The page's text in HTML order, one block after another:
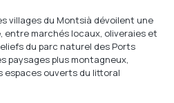
villages du Montsià dévoilent une
entre marchés locaux, oliveraies et
du parc naturel des Ports
paysages plus montagneux,
ouverts du littoral